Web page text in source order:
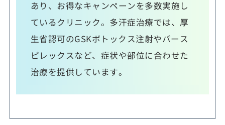
あり、お得なキャンペーンを多数実施し
ているクリニック。多汗症治療では、厚
生省認可のGSKボトックス注射やパース
ピレックスなど、症状や部位に合わせた
治療を提供しています。